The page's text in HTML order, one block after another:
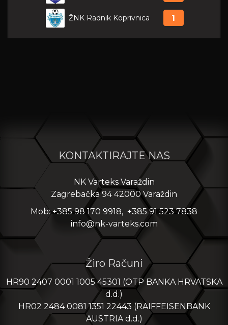
ŽNK Radnik Koprivnica 1
KONTAKTIRAJTE NAS
NK Varteks Varaždin
Zagrebačka 94 42000 Varaždin
Mob: +385 98 170 9918, +385 91 523 7838
info@nk-varteks.com
Žiro Računi
HR90 2407 0001 1005 45301 (OTP BANKA HRVATSKA
d.d.)
HR02 2484 0081 1351 22443 (RAIFFEISENBANK
AUSTRIA d.d.)